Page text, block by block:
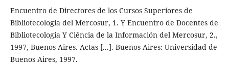
Encuentro de Directores de los Cursos Superiores de
Bibliotecologia del Mercosur, 1. Y Encuentro de Docentes de
Bibliotecologia Y Ciência de la Información del Mercosur, 2.,
1997, Buenos Aires. Actas [...]. Buenos Aires: Universidad de
Buenos Aires, 1997.